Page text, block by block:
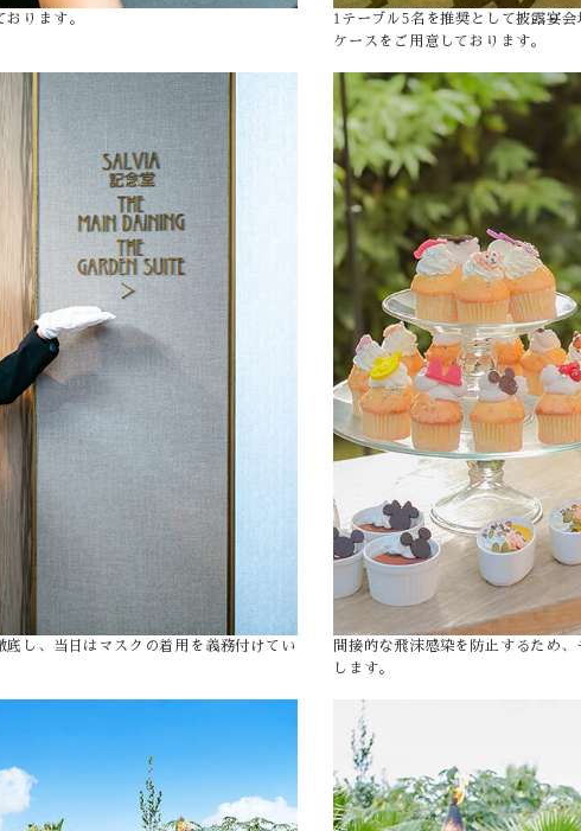
ります。
1テーブル5名を推奨として披露宴
ケースをご用意しております。
し、当日はマスクの着用を義務付けてい
間接的な飛沫感染を防止するため
します。